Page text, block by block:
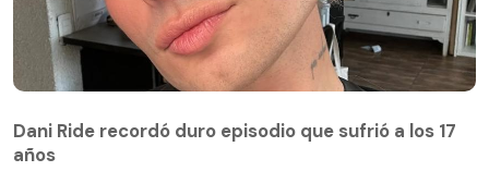
Dani Ride recordó duro episodio que sufrió a los 17
años